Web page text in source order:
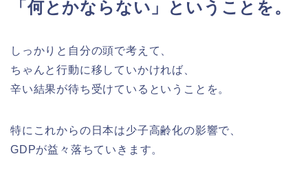
「何とかならない」ということを。
しっかりと自分の頭で考えて、
ちゃんと行動に移していかければ、
辛い結果が待ち受けているということを。
特にこれからの日本は少子高齢化の影響で、
GDPが益々落ちていきます。